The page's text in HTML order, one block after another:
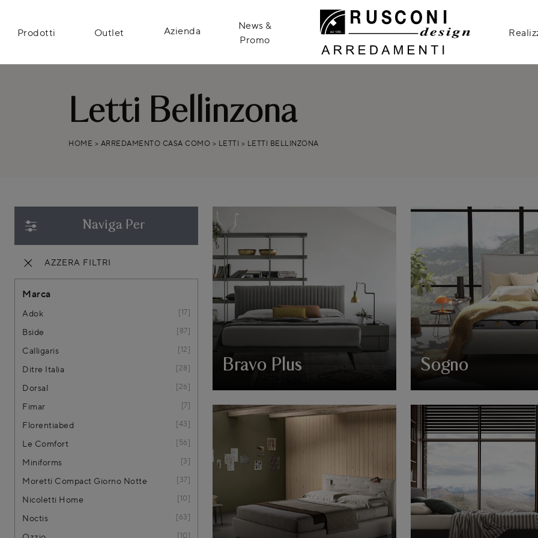
Prodotti Outlet Azienda
News &
Promo
Letti Bellinzona
HOME > ARREDAMENTO CASA COMO > LETTI > LETTI BELLINZONA
Naviga Per
AZZERA FILTRI
Marca
Adok 17
Bside 87
Calligaris 12
Ditre Italia 28
Dorsal 26
Fimar 7
Florentiabed 43
Le Comfort 56
Miniforms 3
Moretti Compact Giorno Notte 37
Nicoletti Home 10
Noctis 63
10
Bravo Plus Sogno